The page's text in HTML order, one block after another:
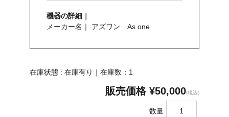
機器の詳細｜
メーカー名｜ アズワン As one
在庫状態 : 在庫有り｜在庫数：1
販売価格 ¥50,000(税込)
数量